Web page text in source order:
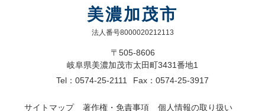
美濃加茂市
法人番号8000020212113
〒505-8606
岐阜県美濃加茂市太田町3431番地1
Tel：0574-25-2111
Fax：0574-25-3917
サイトマップ 著作権・免責事項 個人情報の取り扱い